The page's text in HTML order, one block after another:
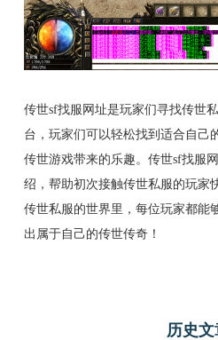
传世sf找服网址是玩家们寻找传世
台，玩家们可以轻松找到适合自己
传世游戏带来的乐趣。传世sf找服
绍，帮助初次接触传世私服的玩家
传世私服的世界里，每位玩家都能
出属于自己的传世传奇！
历史文